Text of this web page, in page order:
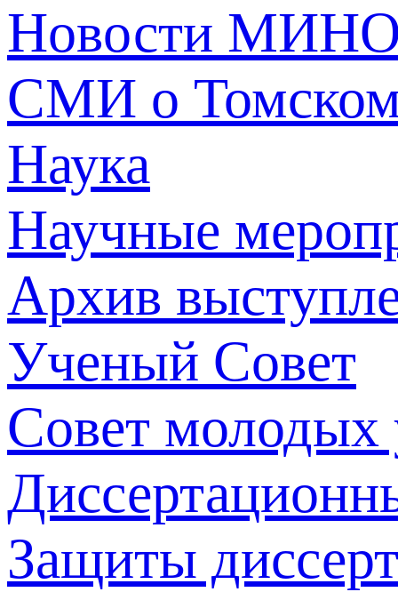
Новости
СМИ о
Наука
Научные
Архив
Ученый Совет
Совет молодых
Защиты